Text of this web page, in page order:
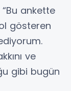
ankette
gösteren
ve
gibi bugün